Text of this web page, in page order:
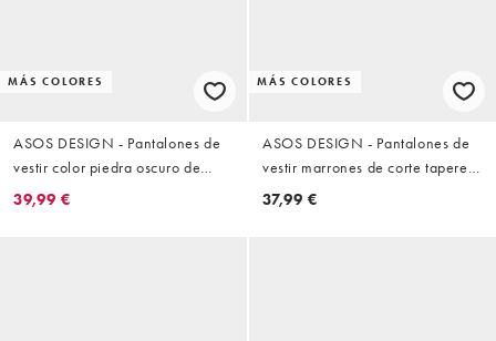
MÁS COLORES
ASOS DESIGN - Pantalones de
vestir color piedra oscuro de
pernera barrel con cinturón de
39,99 €
MÁS COLORES
ASOS DESIGN - Pantalones de
vestir marrones de corte tapered
holgado de tejido efecto lino
37,99 €